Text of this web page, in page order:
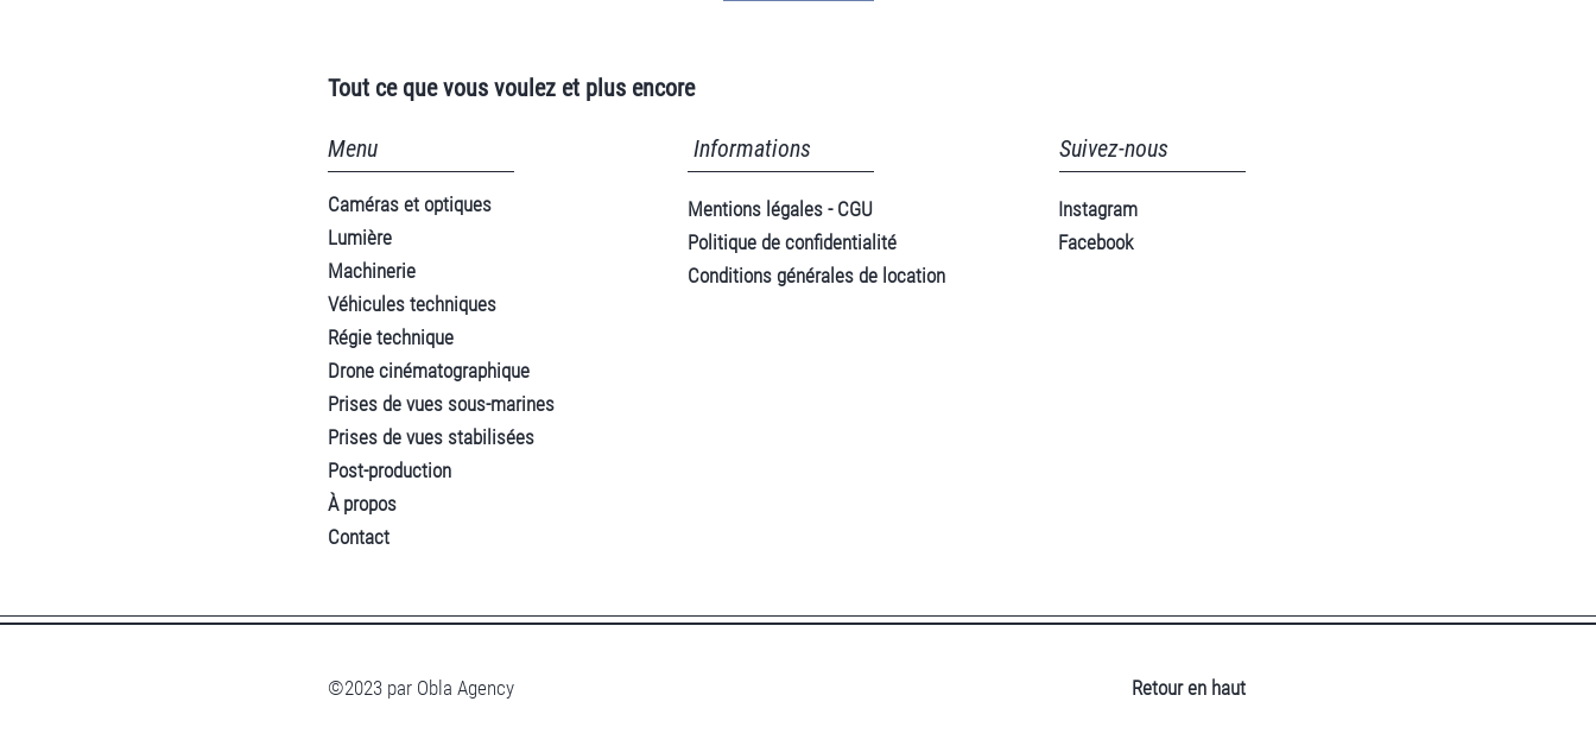
Tout ce que vous voulez et plus encore
Menu Informations
Caméras et optiques
Lumière
Machinerie
Véhicules techniques
Régie technique
Drone cinématographique
Prises de vues sous-marines
Prises de vues stabilisées
Post-production
À propos
Contact
Mentions légales - CGU
Politique de confidentialité
Conditions générales de location
Suivez-nous
Instagram
Facebook
©2023 par Obla Agency Retour en haut